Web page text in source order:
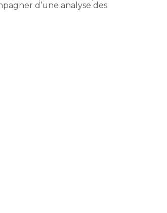
d’une analyse des